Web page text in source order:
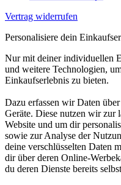
Vertrag widerrufen
Personalisiere dein
Nur mit deiner individuellen
und weitere Technologien,
Einkaufserlebnis zu bieten.
Dazu erfassen wir Daten
Geräte. Diese nutzen wir zur
Website und um dir
sowie zur Analyse der
deine verschlüsselten Daten
dir über deren Online-
du deren Dienste bereits